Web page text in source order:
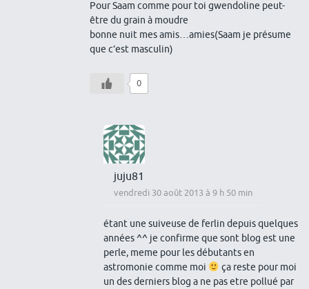
Pour Saam comme pour toi gwendoline peut-
être du grain à moudre
bonne nuit mes amis…amies(Saam je présume
que c’est masculin)
0
juju81
vendredi 30 août 2013 à 9 h 50 min
étant une suiveuse de ferlin depuis quelques
années ^^ je confirme que sont blog est une
perle, meme pour les débutants en
astromonie comme moi
ça reste pour moi
un des derniers blog a ne pas etre pollué par